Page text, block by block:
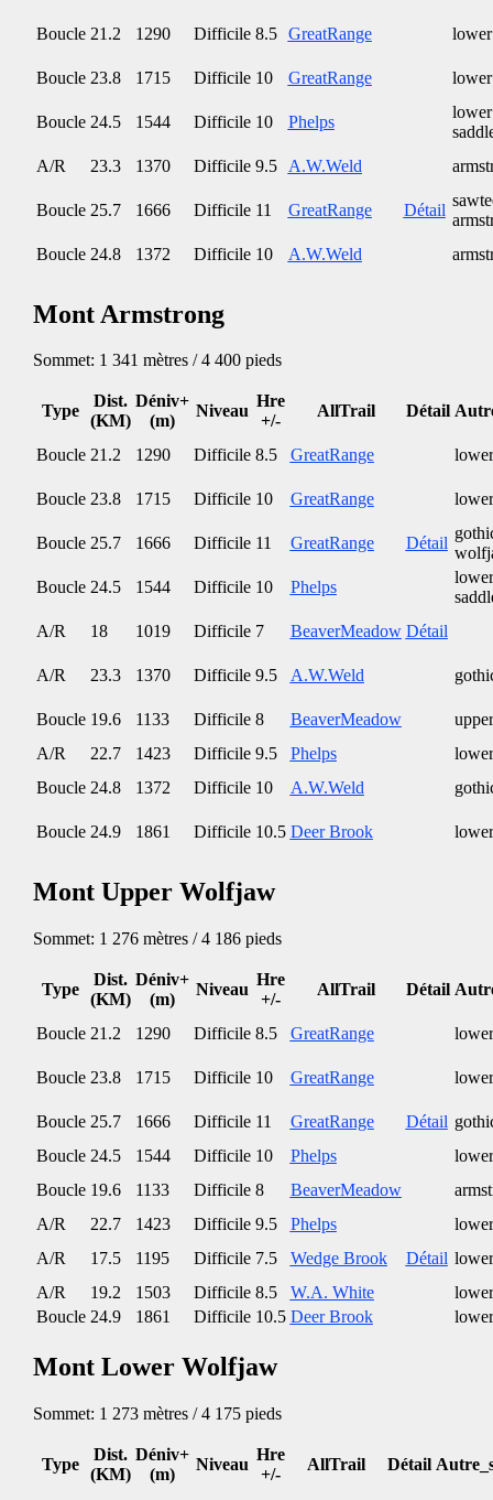
Boucle 21.2 1290 Difficile 8.5 GreatRange
Boucle 23.8 1715 Difficile 10 GreatRange
Boucle 24.5 1544 Difficile 10 Phelps
A/R
23.3 1370 Difficile 9.5 A.W.Weld
Boucle 25.7 1666 Difficile 11 GreatRange Détail
Boucle 24.8 1372 Difficile 10 A.W.Weld
Mont Armstrong
Sommet: 1 341 mètres / 4 400 pieds
Type
Dist.
(KM)
Déniv+
(m)
Niveau
Hre
+/-
AllTrail Détail
Boucle 21.2 1290 Difficile 8.5 GreatRange
Boucle 23.8 1715 Difficile 10 GreatRange
Boucle 25.7 1666 Difficile 11 GreatRange Détail
Boucle 24.5 1544 Difficile 10 Phelps
A/R
18 1019 Difficile 7 BeaverMeadow Détail
A/R 23.3 1370 Difficile 9.5 A.W.Weld
Boucle 19.6 1133 Difficile 8 BeaverMeadow
A/R
22.7 1423 Difficile 9.5 Phelps
Boucle 24.8 1372 Difficile 10 A.W.Weld
Boucle 24.9 1861 Difficile 10.5 Deer Brook
Mont Upper Wolfjaw
Sommet: 1 276 mètres / 4 186 pieds
Type
Dist.
(KM)
Déniv+
(m)
Niveau
Hre
+/-
AllTrail Détail
Boucle 21.2 1290 Difficile 8.5 GreatRange
Boucle 23.8 1715 Difficile 10 GreatRange
Boucle 25.7 1666 Difficile 11 GreatRange Détail
Boucle 24.5 1544 Difficile 10 Phelps
Boucle 19.6 1133 Difficile 8 BeaverMeadow
A/R
22.7 1423 Difficile 9.5 Phelps
A/R
17.5 1195 Difficile 7.5 Wedge Brook Détail
A/R
19.2 1503 Difficile 8.5 W.A. White
Boucle 24.9 1861 Difficile 10.5 Deer Brook
Mont Lower Wolfjaw
Sommet: 1 273 mètres / 4 175 pieds
Type
Dist.
(KM)
Déniv+
(m)
Niveau
Hre
+/-
AllTrail Détail